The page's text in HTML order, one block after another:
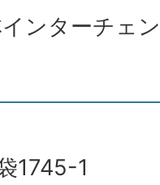
ンターチェ
1745-1